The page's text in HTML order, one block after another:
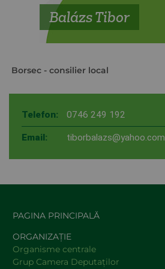
Balázs Tibor
Borsec - consilier local
Telefon: 0746 249 192
Email: tiborbalazs@yahoo.com
PAGINA PRINCIPALĂ
ORGANIZAȚIE
Organisme centrale
Grup Camera Deputaţilor